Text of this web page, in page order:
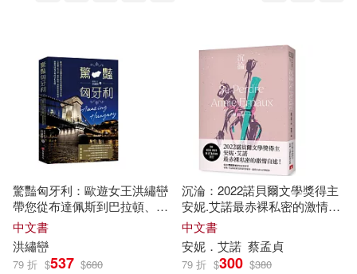
驚豔匈牙利：歐遊女王洪繡巒
帶您從布達佩斯到巴拉頓、艾
格爾、托卡伊，漫步城堡、酒
窖與溫泉物語，細細品味匈牙
利的文化美饌
中文書
洪繡巒
79 折 $537 $680
沉淪：2022諾貝爾文學獎得主
安妮.艾諾最赤裸私密的激情自
述!
中文書
安妮．艾諾 蔡孟貞
79 折 $300 $380